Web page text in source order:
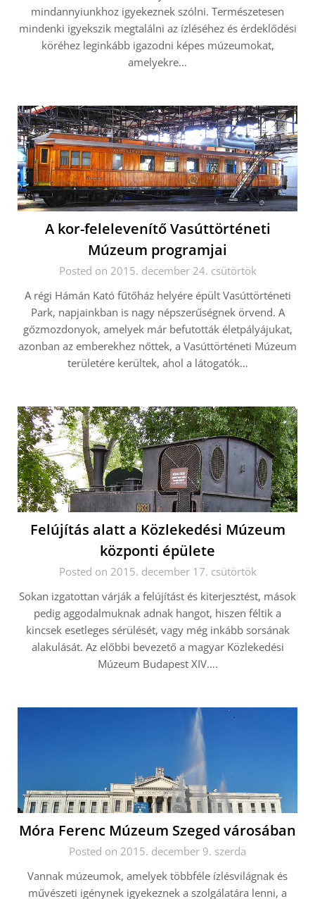
mindannyiunkhoz igyekeznek szólni. Természetesen
mindenki igyekszik megtalálni az ízléséhez és érdeklődési
köréhez leginkább igazodni képes múzeumokat,
amelyekre…
A kor-felelevenítő Vasúttörténeti
Múzeum programjai
Posted on 2015. december 24. csütörtök
A régi Hámán Kató fűtőház helyére épült Vasúttörténeti
Park, napjainkban is nagy népszerűségnek örvend. A
gőzmozdonyok, amelyek már befutották életpályájukat,
azonban az emberekhez nőttek, a Vasúttörténeti Múzeum
területére kerültek, ahol a látogatók…
Felújítás alatt a Közlekedési Múzeum
központi épülete
Posted on 2015. december 17. csütörtök
Sokan izgatottan várják a felújítást és kiterjesztést, mások
pedig aggodalmuknak adnak hangot, hiszen féltik a
kincsek esetleges sérülését, vagy még inkább sorsának
alakulását. Az előbbi bevezető a magyar Közlekedési
Múzeum Budapest XIV….
Móra Ferenc Múzeum Szeged városában
Posted on 2015. december 9. szerda
Vannak múzeumok, amelyek többféle ízlésvilágnak és
művészeti igénynek igyekeznek a szolgálatára lenni, a